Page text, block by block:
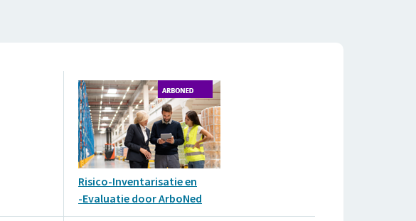
Risico-Inventarisatie en
-Evaluatie door ArboNed